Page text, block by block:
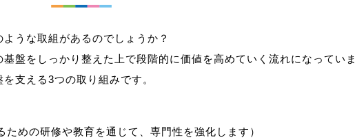
うな取組があるのでしょうか？
盤をしっかり整えた上で段階的に価値を高めていく流れになっていま
ための研修や教育を通じて、専門性を強化します）